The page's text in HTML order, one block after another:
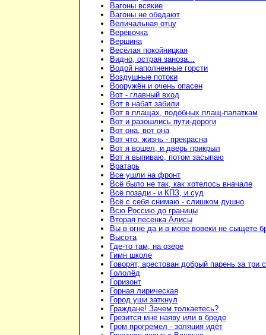
Вагоны всякие
Вагоны не обедают
Величальная отцу
Верёвочка
Вершина
Весёлая покойницкая
Видно, острая заноза...
Водой наполненные горсти
Воздушные потоки
Вооружён и очень опасен
Вот - главный вход
Вот в набат забили
Вот в плащах, подобных плащ-палаткам
Вот и разошлись пути-дороги
Вот она, вот она
Вот что: жизнь - прекрасна
Вот я вошел, и дверь прикрыл
Вот я выпиваю, потом засыпаю
Вратарь
Все ушли на фронт
Всё было не так, как хотелось вначале
Всё позади - и КПЗ, и суд
Всё с себя снимаю - слишком душно
Всю Россию до границы
Вторая песенка Алисы
Вы в огне да и в море вовеки не сыщете
Высота
Где-то там, на озере
Гимн школе
Говорят, арестован добрый парень за три
Гололёд
Горизонт
Горная лирическая
Город уши заткнул
Граждане! Зачем толкаетесь?
Грезится мне наяву или в бреде
Гром прогремел - золяция идёт